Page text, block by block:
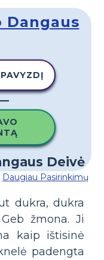
Dangaus
Daugiau Pasirinkimų
dukra, dukra
žmona. Ji
kaip ištisinė
padengta